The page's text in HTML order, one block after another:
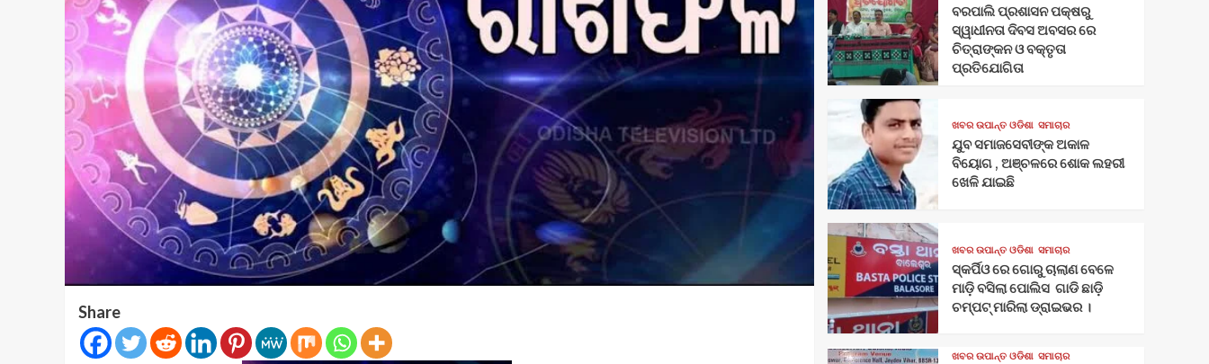
Share
ବରପାଲି ପ୍ରଶାସନ ପକ୍ଷରୁ
ସ୍ୱାଧୀନତା ଦିବସ ଅବସର ରେ
ଚିତ୍ରାଙ୍କନ ଓ ବକ୍ତୃତା
ପ୍ରତିଯୋଗିତା
ଖବର ଉପାନ୍ତ ଓଡିଶା ସମାଚାର
ଯୁବ ସମାଜସେବୀଙ୍କ ଅକାଳ
ବିୟୋଗ , ଅଞ୍ଚଳରେ ଶୋକ ଲହରୀ
ଖେଳି ଯାଇଛି
ଖବର ଉପାନ୍ତ ଓଡିଶା ସମାଚାର
ସ୍କର୍ପିଓ ରେ ଗୋରୁ ଚାଲାଣ ବେଳେ
ମାଡ଼ି ବସିଲା ପୋଲିସ ଗାଡି ଛାଡ଼ି
ଚମ୍ପଟ୍ ମାରିଲା ଡ୍ରାଇଭର ।
ଖବର ଉପାନ୍ତ ଓଡିଶା ସମାଚାର